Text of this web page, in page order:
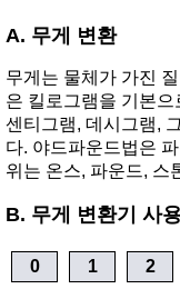
A. 무게 변환
무게는 물체가 가진
은 킬로그램을 기본
센티그램, 데시그램,
다. 야드파운드법은
위는 온스, 파운드, 스
B. 무게 변환기 사
0 1 2